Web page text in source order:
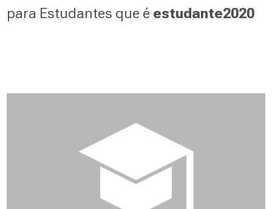
para Estudantes que é estudante2020